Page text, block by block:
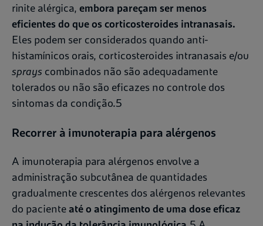
rinite alérgica, embora pareçam ser menos
eficientes do que os corticosteroides intranasais.
Eles podem ser considerados quando anti-
histamínicos orais, corticosteroides intranasais e/ou
sprays combinados não são adequadamente
tolerados ou não são eficazes no controle dos
sintomas da condição.5
Recorrer à imunoterapia para alérgenos
A imunoterapia para alérgenos envolve a
administração subcutânea de quantidades
gradualmente crescentes dos alérgenos relevantes
do pacienteaté o atingimento de uma dose eficaz